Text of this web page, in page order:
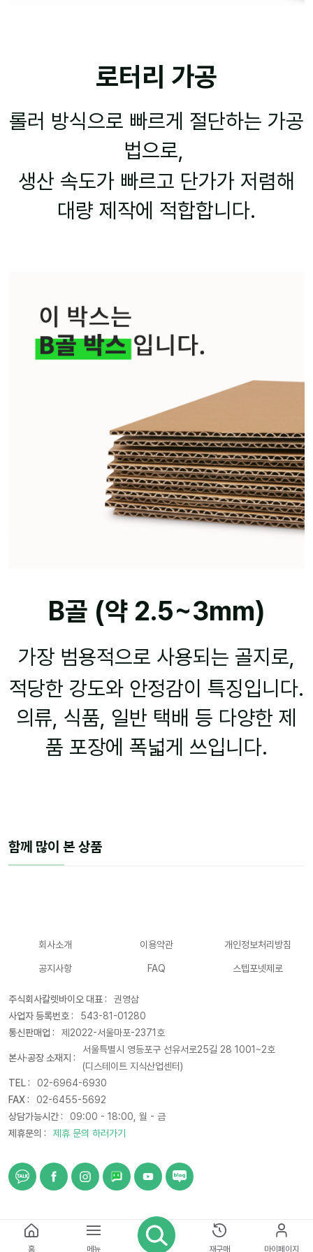
홈 메뉴 재구매 마이페이지
로터리 가공
롤러 방식으로 빠르게 절단하는 가공
법으로,
생산 속도가 빠르고 단가가 저렴해
대량 제작에 적합합니다.
B골 (약 2.5~3mm)
가장 범용적으로 사용되는 골지로,
적당한 강도와 안정감이 특징입니다.
의류, 식품, 일반 택배 등 다양한 제
품 포장에 폭넓게 쓰입니다.
함께 많이 본 상품
회사소개 이용약관 개인정보처리방침
공지사항 FAQ 스텝포넷제로
주식회사칼렛바이오 대표 :
권영삼
사업자 등록번호 :
543-81-01280
통신판매업 :
제2022-서울마포-2371호
본사·공장 소재지 :
서울특별시 영등포구 선유서로25길 28 1001~2호
(디스테이트 지식산업센터)
TEL :
02-6964-6930
FAX :
02-6455-5692
상담가능시간 :
09:00 - 18:00, 월 - 금
제휴문의 :
제휴 문의 하러가기
© 2021 CARETBIO. All rights reserved